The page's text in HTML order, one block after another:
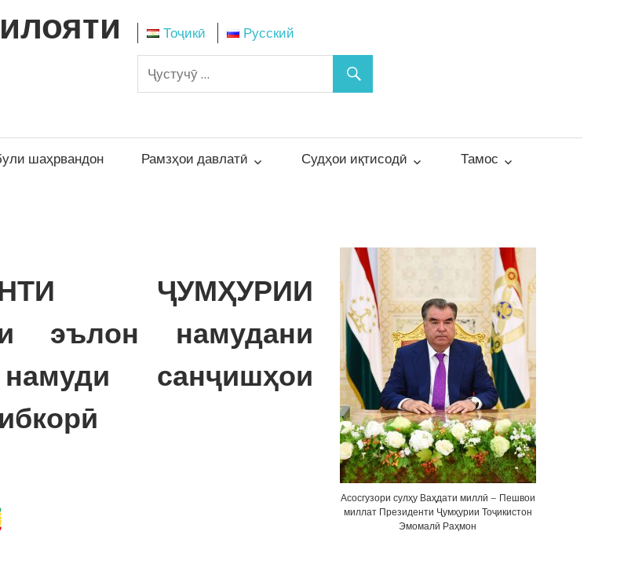
Тоҷикӣ Русский
шаҳрвандон Рамзҳои давлатӣ Судҳои иқтисодӣ Тамос
ҶУМҲУРИИ
эълон намудани
санҷишҳои
Асосгузори сулҳу Ваҳдати миллӣ – Пешвои
миллат Президенти Ҷумҳурии Тоҷикистон
Эмомалӣ Раҳмон